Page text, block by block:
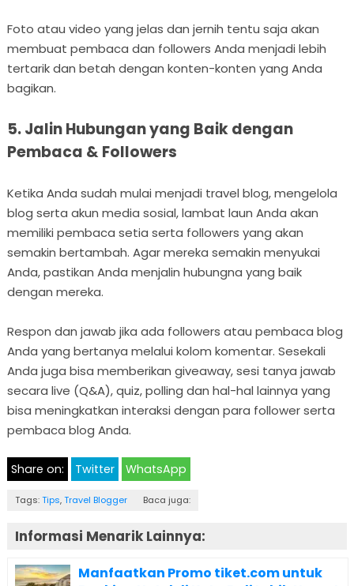
Foto atau video yang jelas dan jernih tentu saja akan
membuat pembaca dan followers Anda menjadi lebih
tertarik dan betah dengan konten-konten yang Anda
bagikan.
5. Jalin Hubungan yang Baik dengan
Pembaca & Followers
Ketika Anda sudah mulai menjadi travel blog, mengelola
blog serta akun media sosial, lambat laun Anda akan
memiliki pembaca setia serta followers yang akan
semakin bertambah. Agar mereka semakin menyukai
Anda, pastikan Anda menjalin hubungna yang baik
dengan mereka.
Respon dan jawab jika ada followers atau pembaca blog
Anda yang bertanya melalui kolom komentar. Sesekali
Anda juga bisa memberikan giveaway, sesi tanya jawab
secara live (Q&A), quiz, polling dan hal-hal lainnya yang
bisa meningkatkan interaksi dengan para follower serta
pembaca blog Anda.
Share on: Twitter WhatsApp
Tags:Tips,Travel Blogger Baca juga:
Informasi Menarik Lainnya:
Manfaatkan Promo tiket.com untuk